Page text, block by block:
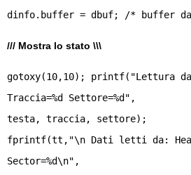
/// Mostra lo stato \\\
gotoxy(10,10); printf("Lettura
Traccia=%d Settore=%d",
testa, traccia, settore);
fprintf(tt,"\n Dati letti da:
Sector=%d\n",